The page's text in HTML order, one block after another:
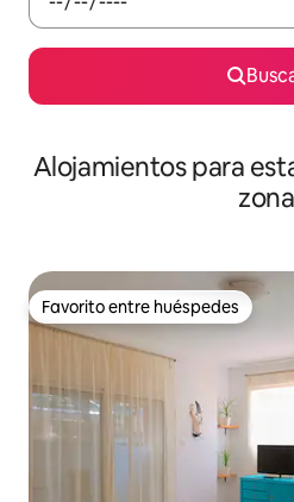
Alojamientos para
zona
Favorito entre huéspedes
Favorito entre huéspedes